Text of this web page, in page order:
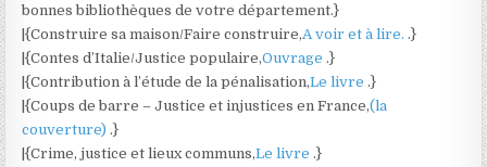
bonnes bibliothèques de votre département.}
|{Construire sa maison/Faire construire,A voir et à lire..}
|{Contes d’Italie/Justice populaire,Ouvrage.}
|{Contribution à l’étude de la pénalisation,Le livre.}
|{Coups de barre – Justice et injustices en France,(la
couverture).}
|{Crime, justice et lieux communs,Le livre.}